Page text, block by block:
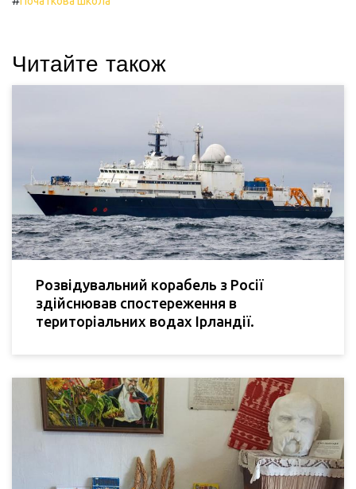
Читайте також
Розвідувальний корабель з Росії
здійснював спостереження в
територіальних водах Ірландії.